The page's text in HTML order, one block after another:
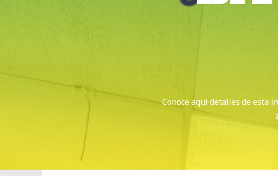
Conoce aquí detalles de esta